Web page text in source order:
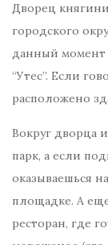
Дворец
городского
данный момент
“Утес”. Если
расположено
Вокруг дворца
парк, а если
оказываешься
площадке. А
ресторан, где